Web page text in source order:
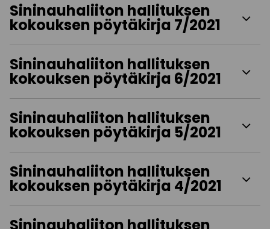
Sininauhaliiton hallituksen
kokouksen pöytäkirja 7/2021
Sininauhaliiton hallituksen
kokouksen pöytäkirja 6/2021
Sininauhaliiton hallituksen
kokouksen pöytäkirja 5/2021
Sininauhaliiton hallituksen
kokouksen pöytäkirja 4/2021